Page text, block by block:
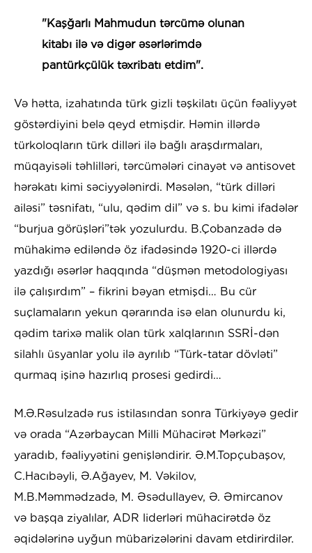
"Kaşğarlı Mahmudun tərcümə olunan
kitabı ilə və digər əsərlərimdə
pantürkçülük təxribatı etdim".
Və hətta, izahatında türk gizli təşkilatı üçün fəaliyyət
göstərdiyini belə qeyd etmişdir. Həmin illərdə
türkoloqların türk dilləri ilə bağlı araşdırmaları,
müqayisəli təhlilləri, tərcümələri cinayət və antisovet
hərəkatı kimi səciyyələnirdi. Məsələn, “türk dilləri
ailəsi” təsnifatı, “ulu, qədim dil” və s. bu kimi ifadələr
“burjua görüşləri”tək yozulurdu. B.Çobanzadə də
mühakimə ediləndə öz ifadəsində 1920-ci illərdə
yazdığı əsərlər haqqında “düşmən metodologiyası
ilə çalışırdım” – fikrini bəyan etmişdi… Bu cür
suçlamaların yekun qərarında isə elan olunurdu ki,
qədim tarixə malik olan türk xalqlarının SSRİ-dən
silahlı üsyanlar yolu ilə ayrılıb “Türk-tatar dövləti”
qurmaq işinə hazırlıq prosesi gedirdi…
M.Ə.Rəsulzadə rus istilasından sonra Türkiyəyə gedir
və orada “Azərbaycan Milli Mühacirət Mərkəzi”
yaradıb, fəaliyyətini genişləndirir. Ə.M.Topçubaşov,
C.Hacıbəyli, Ə.Ağayev, M. Vəkilov,
M.B.Məmmədzadə, M. Əsədullayev, Ə. Əmircanov
və başqa ziyalılar, ADR liderləri mühacirətdə öz
əqidələrinə uyğun mübarizələrini davam etdirirdilər.